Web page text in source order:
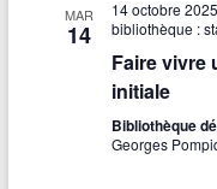
MAR
14
14 octobre
bibliothèque :
Faire vivre
initiale
Bibliothèque
Georges